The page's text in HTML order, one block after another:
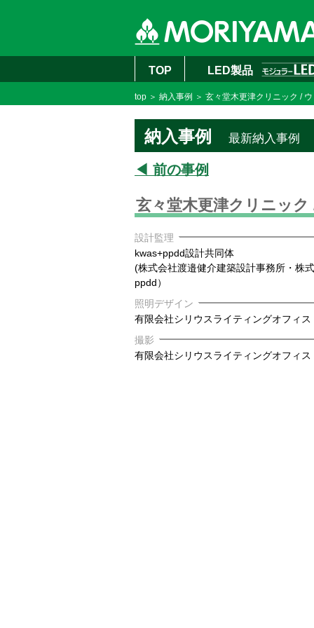
TOP LED製品
top ＞ 納入事例 ＞ 玄々堂木更津クリニック /
納入事例 最新納入事例
◀ 前の事例
玄々堂木更津クリニッ
設計監理
kwas+ppdd設計共同体
(株式会社渡邉健介建築設計事務所・株
ppdd）
照明デザイン
有限会社シリウスライティングオフィス
撮影
有限会社シリウスライティングオフィス